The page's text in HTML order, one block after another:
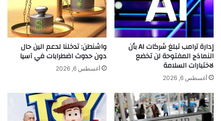
ت
ب
غ
أ
ب
ي
ض
ا
خ
ر
ي
ر
ي
ا
ن
ب
ط
ل
ة
1
إدارة ترامب تبلغ شركات AI بأن
النماذج المفتوحة لن تخضع
لاختبارات السلامة
أغسطس 6, 2026
واشنطن: تدخلنا لدعم الين حال
دون حدوث اضطرابات في آسيا
أغسطس 6, 2026